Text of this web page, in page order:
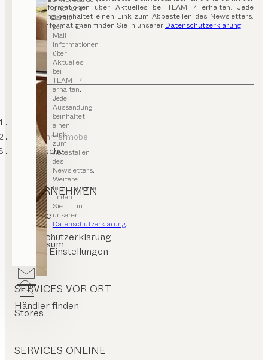
sind und
damit
per E-
Mail
Informationen
über
Aktuelles
bei
TEAM 7
erhalten.
Jede
Aussendung
beinhaltet
einen
Link
zum
Abbestellen
des
Newsletters.
Weitere
Informationen
finden
Sie in
unserer
Datenschutzerklärung.
E-Mail Informationen über Aktuelles bei TEAM 7 erhalten. Jede
Aussendung beinhaltet einen Link zum Abbestellen des Newsletters.
Weitere Informationen finden Sie in unserer Datenschutzerklärung.
TEAM 7
Wohnzimmermöbel
Couchtische
UNTERNEHMEN
Kontakt
Karriere
Presse
Datenschutzerklärung
Impressum
Cookie-Einstellungen
SERVICES VOR ORT
Händler finden
Stores
SERVICES ONLINE